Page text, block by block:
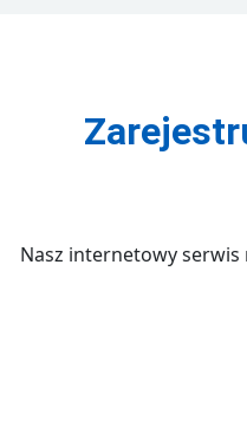
Nasz internetowy serwis